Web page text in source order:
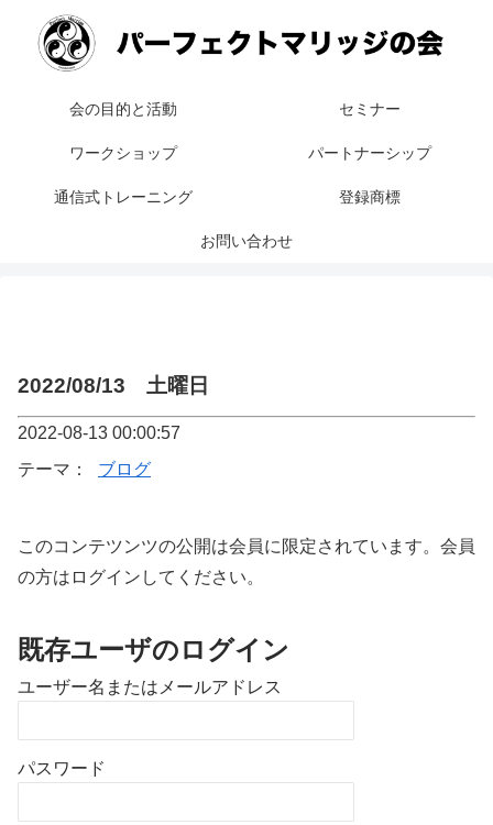
会の目的と活動 セミナー
ワークショップ パートナーシップ
通信式トレーニング 登録商標
お問い合わせ
2022/08/13 土曜日
2022-08-13 00:00:57
テーマ：
ブログ
このコンテツンツの公開は会員に限定されています。会員
の方はログインしてください。
既存ユーザのログイン
ユーザー名またはメールアドレス
パスワード